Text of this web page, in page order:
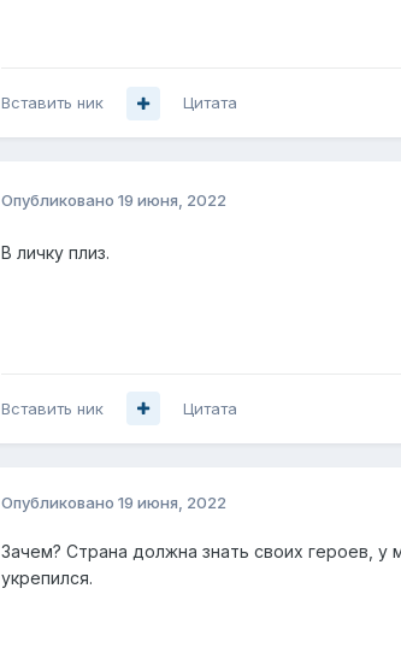
Вставить ник Цитата
Опубликовано 19 июня, 2022
В личку плиз.
Вставить ник Цитата
Опубликовано 19 июня, 2022
Зачем? Страна должна знать своих героев, у
укрепился.